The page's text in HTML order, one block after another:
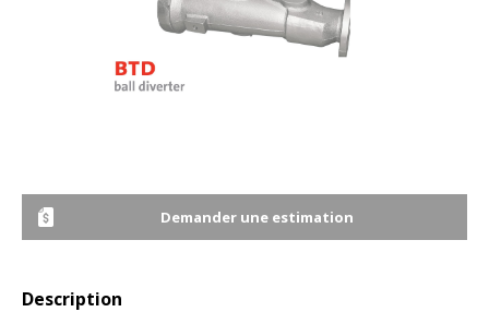
Demander une estimation
Description